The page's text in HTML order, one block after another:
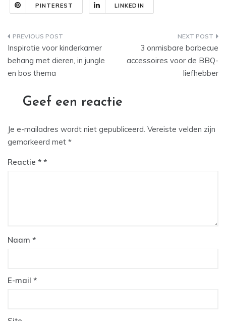
PINTEREST LINKEDIN
Bericht
navigatie
Inspiratie voor kinderkamer
behang met dieren, in jungle
en bos thema
3 onmisbare barbecue
accessoires voor de BBQ-
liefhebber
Geef een reactie
Je e-mailadres wordt niet gepubliceerd. Vereiste velden zijn
gemarkeerd met *
Reactie *
Naam *
E-mail *